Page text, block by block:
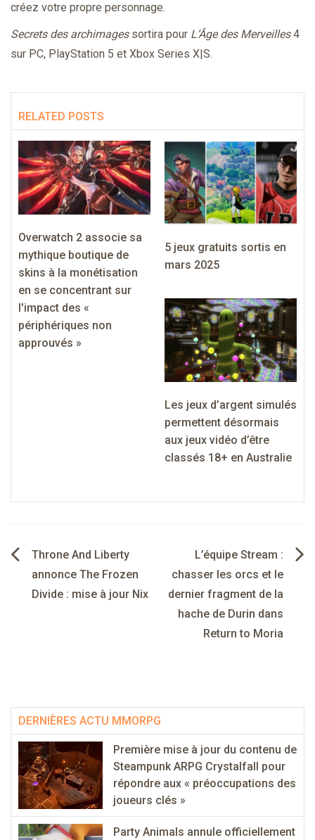
créez votre propre personnage.
Secrets des archimages sortira pour L’Âge des Merveilles4
sur PC, PlayStation 5 et Xbox Series X|S.
RELATED POSTS
Overwatch 2 associe sa
mythique boutique de
skins à la monétisation
en se concentrant sur
l'impact des «
périphériques non
approuvés »
5 jeux gratuits sortis en
mars 2025
Les jeux d’argent simulés
permettent désormais
aux jeux vidéo d’être
classés 18+ en Australie
Navigation
de
l’article
Throne And Liberty
annonce The Frozen
Divide : mise à jour Nix
L’équipe Stream :
chasser les orcs et le
dernier fragment de la
hache de Durin dans
Return to Moria
DERNIÈRES ACTU MMORPG
Première mise à jour du contenu de
Steampunk ARPG Crystalfall pour
répondre aux « préoccupations des
joueurs clés »
Party Animals annule officiellement